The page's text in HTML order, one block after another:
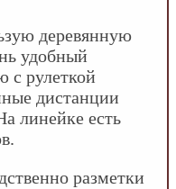
деревянную
удобный
с рулеткой
дистанции
линейке есть
разметки